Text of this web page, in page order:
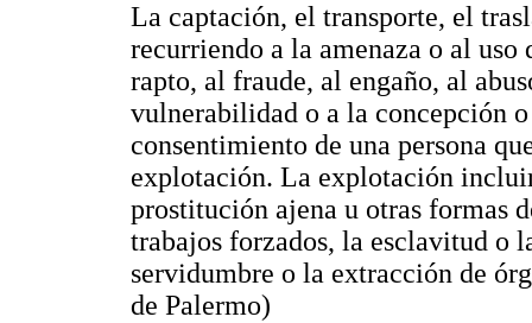
La captación, el transporte, el
recurriendo a la amenaza o al
rapto, al fraude, al engaño, al
vulnerabilidad o a la concepción
consentimiento de una persona
explotación. La explotación
prostitución ajena u otras formas
trabajos forzados, la esclavitud o
servidumbre o la extracción de
de Palermo)